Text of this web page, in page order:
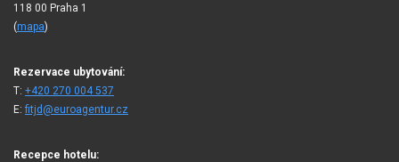
118 00 Praha 1
(mapa)
Rezervace ubytování:
T: +420 270 004 537
E:fitjd@euroagentur.cz
Recepce hotelu: